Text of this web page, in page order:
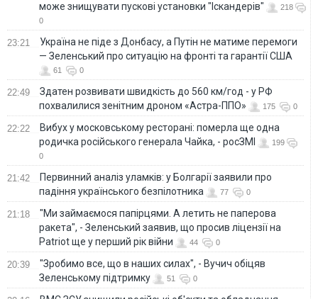
може знищувати пускові установки "Іскандерів"
218
0
23:21
Україна не піде з Донбасу, а Путін не матиме перемоги
— Зеленський про ситуацію на фронті та гарантії США
61 0
22:49
Здатен розвивати швидкість до 560 км/год - у РФ
похвалилися зенітним дроном «Астра-ППО»
175 0
22:22
Вибух у московському ресторані: померла ще одна
родичка російського генерала Чайка, - росЗМІ
199
0
21:42
Первинний аналіз уламків: у Болгарії заявили про
падіння українського безпілотника
77 0
21:18
"Ми займаємося папірцями. А летить не паперова
ракета", - Зеленський заявив, що просив ліцензії на
Patriot ще у перший рік війни
44 0
20:39
"Зробимо все, що в наших силах", - Вучич обіцяв
Зеленському підтримку
51 0